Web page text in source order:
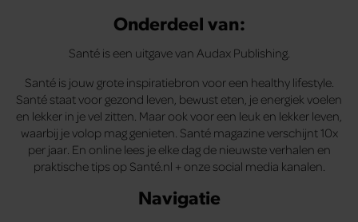
Onderdeel van:
Santé is een uitgave van Audax Publishing.
Santé is jouw grote inspiratiebron voor een healthy lifestyle.
Santé staat voor gezond leven, bewust eten, je energiek voelen
en lekker in je vel zitten. Maar ook voor een leuk en lekker leven,
waarbij je volop mag genieten. Santé magazine verschijnt 10x
per jaar. En online lees je elke dag de nieuwste verhalen en
praktische tips op Santé.nl + onze social media kanalen.
Navigatie